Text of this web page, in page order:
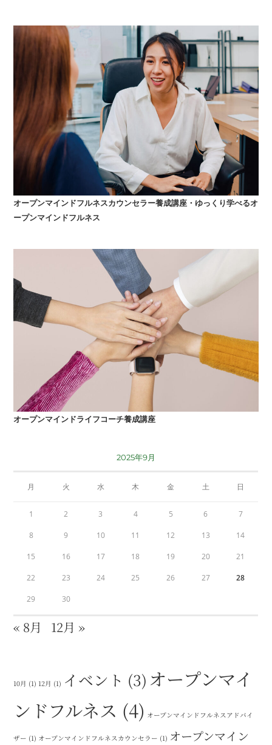
オープンマインドフルネスカウンセラー養成講座・ゆっくり学べるオ
ープンマインドフルネス
オープンマインドライフコーチ養成講座
2025年9月
月 火 水 木 金 土 日
1 2 3 4 5 6 7
8 9 10 11 12 13 14
15 16 17 18 19 20 21
22 23 24 25 26 27 28
29 30
« 8月 12月 »
10月 (1) 12月 (1) イベント (3) オープンマイ
ンドフルネス (4) オープンマインドフルネスアドバイ
ザー (1) オープンマインドフルネスカウンセラー (1) オープンマイン